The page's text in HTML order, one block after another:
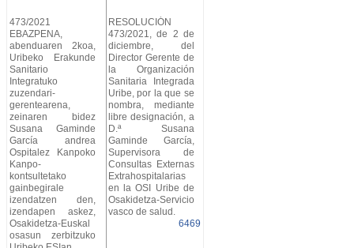
473/2021
EBAZPENA,
abenduaren 2koa,
Uribeko Erakunde
Sanitario
Integratuko
zuzendari-
gerentearena,
zeinaren bidez
Susana Gaminde
García andrea
Ospitalez Kanpoko
Kanpo-
kontsultetako
gainbegirale
izendatzen den,
izendapen askez,
Osakidetza-Euskal
osasun zerbitzuko
RESOLUCIÓN
473/2021, de 2 de
diciembre, del
Director Gerente de
la Organización
Sanitaria Integrada
Uribe, por la que se
nombra, mediante
libre designación, a
D.ª Susana
Gaminde García,
Supervisora de
Consultas Externas
Extrahospitalarias
en la OSI Uribe de
Osakidetza-Servicio
vasco de salud.
6469